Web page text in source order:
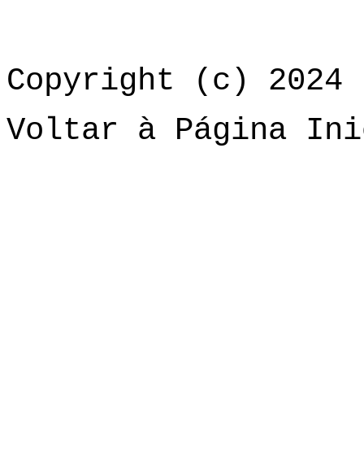
Copyright (c) 2024
Voltar à Página